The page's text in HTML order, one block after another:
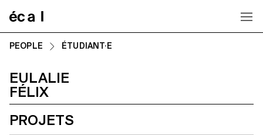
PEOPLE ÉTUDIANT·E
EULALIE
FÉLIX
PROJETS